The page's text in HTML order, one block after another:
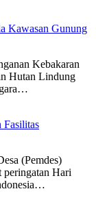
Kawasan Gunung
Kebakaran
Hutan Lindung
Fasilitas
(Pemdes)
peringatan Hari